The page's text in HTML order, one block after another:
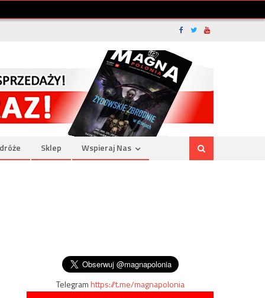
Sklep Wspieraj Nas
Telegramhttps://t.me/magnapolonia